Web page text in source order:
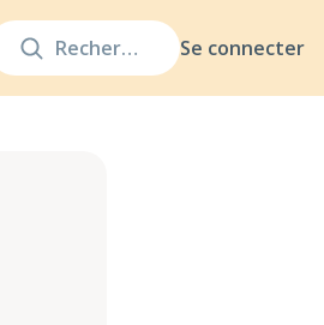
Se connecter